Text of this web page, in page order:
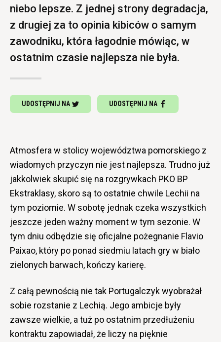
niebo lepsze. Z jednej strony degradacja,
z drugiej za to opinia kibiców o samym
zawodniku, która łagodnie mówiąc, w
ostatnim czasie najlepsza nie była.
UDOSTĘPNIJ NA UDOSTĘPNIJ NA
Atmosfera w stolicy województwa pomorskiego z
wiadomych przyczyn nie jest najlepsza. Trudno już
jakkolwiek skupić się na rozgrywkach PKO BP
Ekstraklasy, skoro są to ostatnie chwile Lechii na
tym poziomie. W sobotę jednak czeka wszystkich
jeszcze jeden ważny moment w tym sezonie. W
tym dniu odbędzie się oficjalne pożegnanie Flavio
Paixao, który po ponad siedmiu latach gry w biało
zielonych barwach, kończy karierę.
Z całą pewnością nie tak Portugalczyk wyobrażał
sobie rozstanie z Lechią. Jego ambicje były
zawsze wielkie, a tuż po ostatnim przedłużeniu
kontraktu zapowiadał, że liczy na pięknie